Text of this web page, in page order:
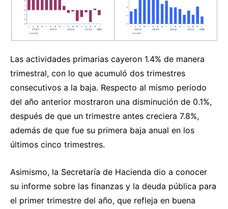
Las actividades primarias cayeron 1.4% de manera
trimestral, con lo que acumuló dos trimestres
consecutivos a la baja. Respecto al mismo periodo
del año anterior mostraron una disminución de 0.1%,
después de que un trimestre antes creciera 7.8%,
además de que fue su primera baja anual en los
últimos cinco trimestres.
Asimismo, la Secretaría de Hacienda dio a conocer
su informe sobre las finanzas y la deuda pública para
el primer trimestre del año, que refleja en buena